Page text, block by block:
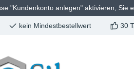
"Kundenkonto anlegen" aktivieren,
kein Mindestbestellwert 30